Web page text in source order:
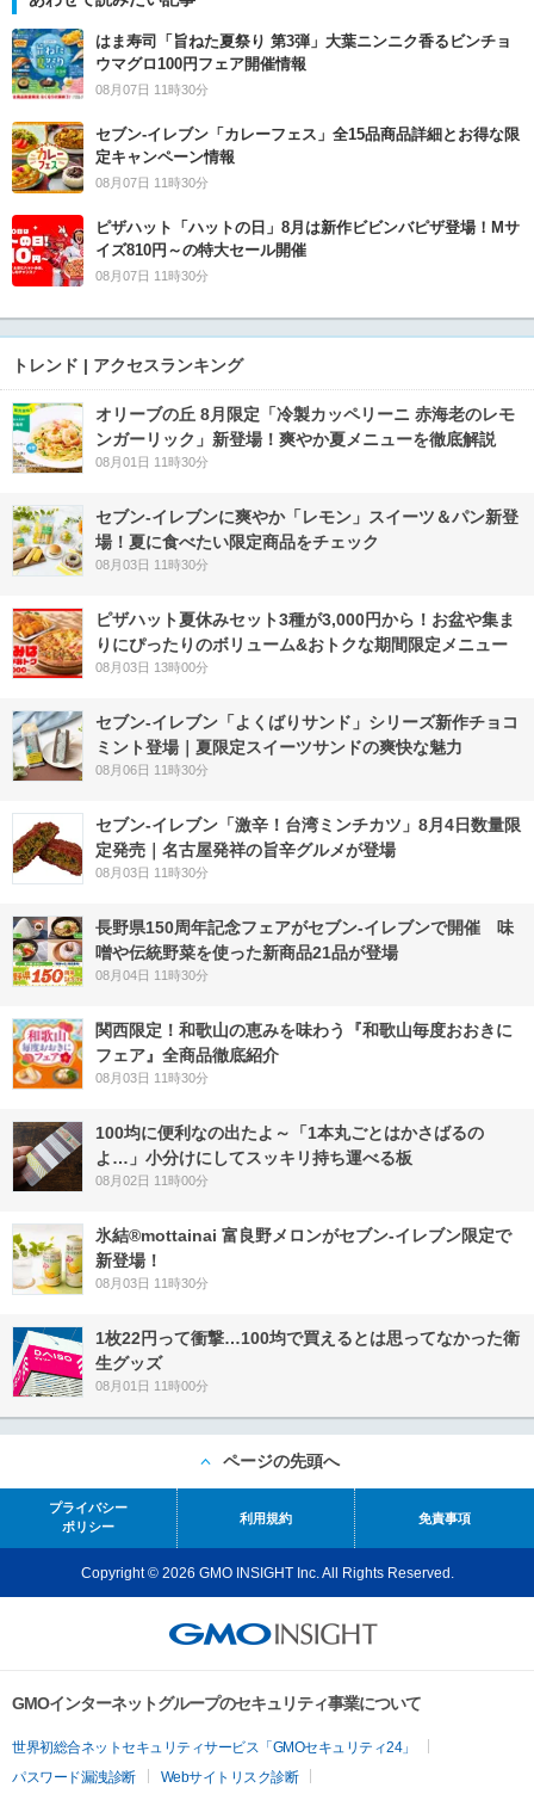
はま寿司「旨ねた夏祭り 第3弾」大葉ニンニク香るビンチョ
ウマグロ100円フェア開催情報
08月07日 11時30分
セブン‐イレブン「カレーフェス」全15品商品詳細とお得な限
定キャンペーン情報
08月07日 11時30分
ピザハット「ハットの日」8月は新作ビビンバピザ登場！Mサ
イズ810円～の特大セール開催
08月07日 11時30分
トレンド | アクセスランキング
オリーブの丘 8月限定「冷製カッペリーニ 赤海老のレモ
ンガーリック」新登場！爽やか夏メニューを徹底解説
08月01日 11時30分
セブン‐イレブンに爽やか「レモン」スイーツ＆パン新登
場！夏に食べたい限定商品をチェック
08月03日 11時30分
ピザハット夏休みセット3種が3,000円から！お盆や集ま
りにぴったりのボリューム&おトクな期間限定メニュー
08月03日 13時00分
セブン‐イレブン「よくばりサンド」シリーズ新作チョコ
ミント登場｜夏限定スイーツサンドの爽快な魅力
08月06日 11時30分
セブン-イレブン「激辛！台湾ミンチカツ」8月4日数量限
定発売｜名古屋発祥の旨辛グルメが登場
08月03日 11時30分
長野県150周年記念フェアがセブン-イレブンで開催 味
噌や伝統野菜を使った新商品21品が登場
08月04日 11時30分
関西限定！和歌山の恵みを味わう『和歌山毎度おおきに
フェア』全商品徹底紹介
08月03日 11時30分
100均に便利なの出たよ～「1本丸ごとはかさばるの
よ…」小分けにしてスッキリ持ち運べる板
08月02日 11時00分
氷結®mottainai 富良野メロンがセブン‐イレブン限定で
新登場！
08月03日 11時30分
1枚22円って衝撃…100均で買えるとは思ってなかった衛
生グッズ
08月01日 11時00分
ページの先頭へ
プライバシー
ポリシー
利用規約 免責事項
Copyright © 2026 GMO INSIGHT Inc. All Rights Reserved.
GMOインターネットグループのセキュリティ事業について
世界初総合ネットセキュリティサービス「GMOセキュリティ24」
パスワード漏洩診断
Webサイトリスク診断